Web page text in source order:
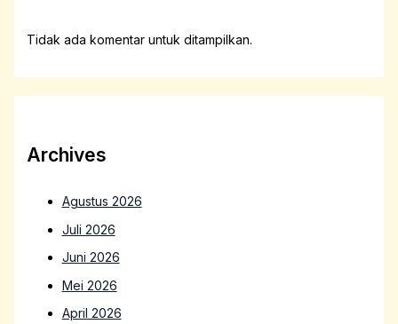
Tidak ada komentar untuk ditampilkan.
Archives
Agustus 2026
Juli 2026
Juni 2026
Mei 2026
April 2026